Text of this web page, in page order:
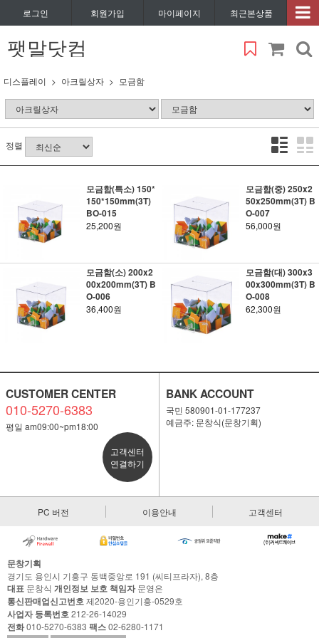
로그인 회원가입 마이페이지 최근본상품
팻말닷컴
디스플레이 아크릴상자 모금함
정렬
모금함(특소) 150*
150*150mm(3T)
BO-015
25,200원
모금함(중) 250x2
50x250mm(3T) B
O-007
56,000원
모금함(소) 200x2
00x200mm(3T) B
O-006
36,400원
모금함(대) 300x3
00x300mm(3T) B
O-008
62,300원
CUSTOMER CENTER
010-5270-6383
평일 am09:00~pm18:00
고객센터
연결하기
BANK ACCOUNT
국민 580901-01-177237
예금주: 문창식(문창기획)
PC 버전 이용안내 고객센터
문창기획
경기도 용인시 기흥구 동백중앙로 191 (씨티프라자), 8층
대표 문창식 개인정보 보호 책임자문영은
통신판매업신고번호제2020-용인기흥-0529호
사업자 등록번호212-26-14029
전화010-5270-6383 팩스02-6280-1171